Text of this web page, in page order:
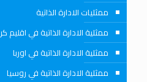
ممثليات الادارة الذاتية
ممثلية الادارة الذاتية في اقليم
ممثلية الادارة الذاتية في اوربا
ممثلية الادارة الذاتية في روسيا